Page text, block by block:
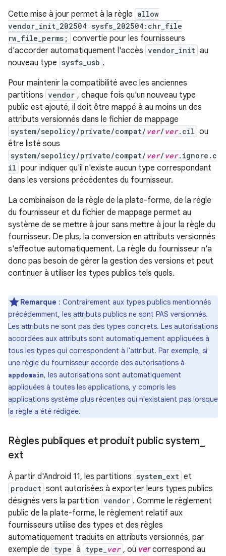
Cette mise à jour permet à la règle allow
vendor_init_202504 sysfs_202504:chr_file
rw_file_perms;
convertie pour les fournisseurs
d'accorder automatiquement l'accès vendor_init au
nouveau type sysfs_usb .
Pour maintenir la compatibilité avec les anciennes
partitions vendor , chaque fois qu'un nouveau type
public est ajouté, il doit être mappé à au moins un des
attributs versionnés dans le fichier de mappage
system/sepolicy/private/compat/ ver/ ver.cil ou
être listé sous
system/sepolicy/private/compat/ ver/ ver.ignore.c
il pour indiquer qu'il n'existe aucun type correspondant
dans les versions précédentes du fournisseur.
La combinaison de la règle de la plate-forme, de la règle
du fournisseur et du fichier de mappage permet au
système de se mettre à jour sans mettre à jour la règle du
fournisseur. De plus, la conversion en attributs versionnés
s'effectue automatiquement. La règle du fournisseur n'a
donc pas besoin de gérer la gestion des versions et peut
continuer à utiliser les types publics tels quels.
Remarque : Contrairement aux types publics mentionnés
précédemment, les attributs publics ne sont PAS versionnés.
Les attributs ne sont pas des types concrets. Les autorisations
accordées aux attributs sont automatiquement appliquées à
tous les types qui correspondent à l'attribut. Par exemple, si
une règle du fournisseur accorde des autorisations à
appdomain, les autorisations sont automatiquement
appliquées à toutes les applications, y compris les
applications système plus récentes qui n'existaient pas lorsque
la règle a été rédigée.
Règles publiques et produit public system
ext
À partir d'Android 11, les partitions system_ext et
product sont autorisées à exporter leurs types publics
désignés vers la partition vendor . Comme le règlement
public de la plate-forme, le règlement relatif aux
fournisseurs utilise des types et des règles
automatiquement traduits en attributs versionnés, par
exemple de type à type_ ver , où vercorrespond au